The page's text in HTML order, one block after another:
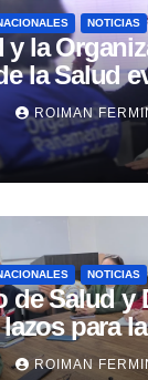
NOTICIAS
y la
la Salud
técnica
agua
ROIMAN
NOTICIAS
de Salud y
para
y el
ROIMAN